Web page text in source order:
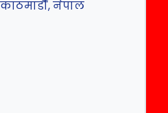
काठमाडौँ, नेपाल